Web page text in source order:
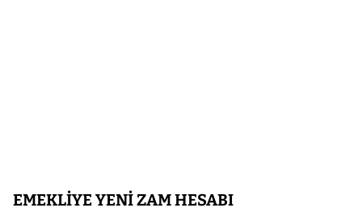
EMEKLİYE YENİ ZAM HESABI